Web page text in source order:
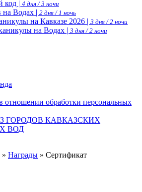
код | 4 дня / 3 ночи
на Водах | 2 дня / 1 ночь
на Кавказе 2026 | 3 дня / 2 ночи
на Водах | 3 дня / 2 ночи
отношении обработки персональных
ГОРОДОВ КАВКАЗСКИХ
ВОД
» Награды » Сертификат